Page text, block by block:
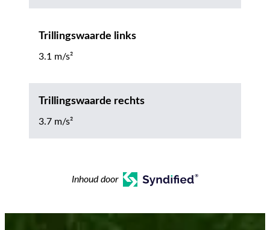
Trillingswaarde links
3.1 m/s²
Trillingswaarde rechts
3.7 m/s²
Inhoud door